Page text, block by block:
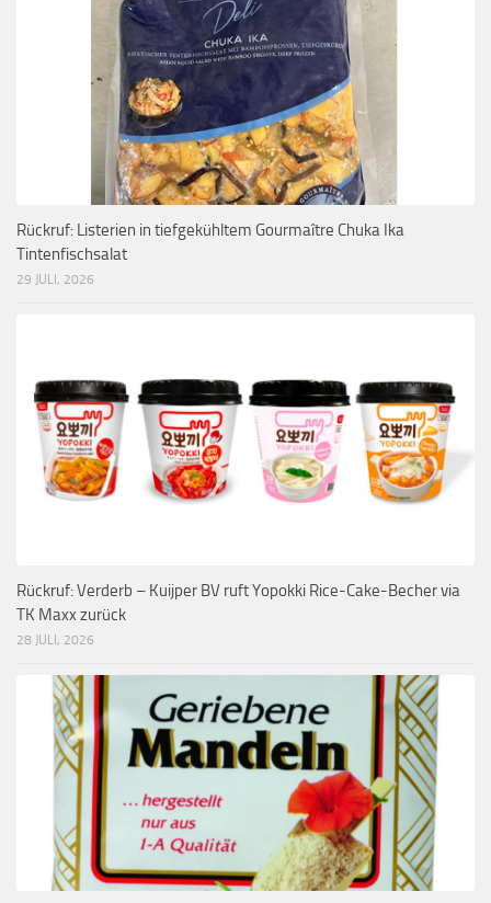
Rückruf: Listerien in tiefgekühltem Gourmaître Chuka Ika
Tintenfischsalat
29 JULI, 2026
Rückruf: Verderb – Kuijper BV ruft Yopokki Rice-Cake-Becher via
TK Maxx zurück
28 JULI, 2026